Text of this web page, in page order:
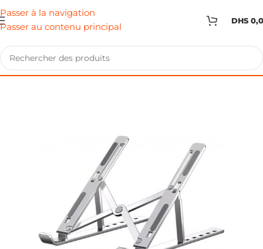
Passer à la navigation
Passer au contenu principal
DHS